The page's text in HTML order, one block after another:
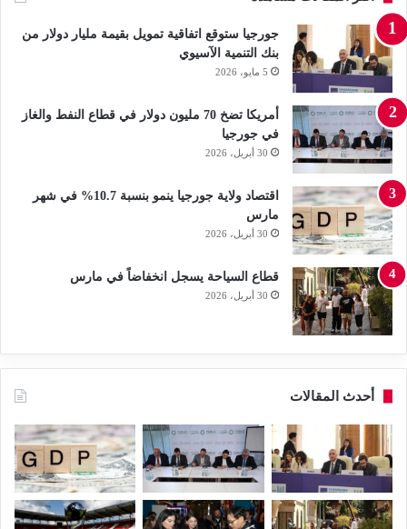
جورجيا ستوقع اتفاقية تمويل بقيمة مليار دولار من
بنك التنمية الآسيوي
5 مايو، 2026
أمريكا تضخ 70 مليون دولار في قطاع النفط والغاز
في جورجيا
30 أبريل، 2026
اقتصاد ولاية جورجيا ينمو بنسبة 10.7% في شهر
مارس
30 أبريل، 2026
قطاع السياحة يسجل انخفاضاً في مارس
30 أبريل، 2026
أحدث المقالات